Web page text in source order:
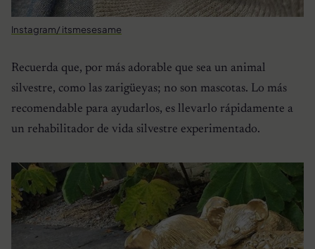
Instagram/ itsmesesame
Recuerda que, por más adorable que sea un animal
silvestre, como las zarigüeyas; no son mascotas. Lo más
recomendable para ayudarlos, es llevarlo rápidamente a
un rehabilitador de vida silvestre experimentado.